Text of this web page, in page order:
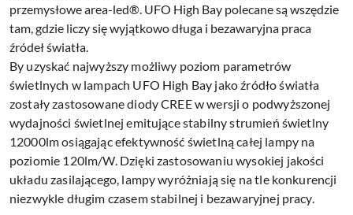
przemysłowe area-led®. UFO High Bay polecane są wszędzie
tam, gdzie liczy się wyjątkowo długa i bezawaryjna praca
źródeł światła.
By uzyskać najwyższy możliwy poziom parametrów
świetlnych w lampach UFO High Bay jako źródło światła
zostały zastosowane diody CREE w wersji o podwyższonej
wydajności świetlnej emitujące stabilny strumień świetlny
12000lm osiągając efektywność świetlną całej lampy na
poziomie 120lm/W. Dzięki zastosowaniu wysokiej jakości
układu zasilającego, lampy wyróżniają się na tle konkurencji
niezwykle długim czasem stabilnej i bezawaryjnej pracy.